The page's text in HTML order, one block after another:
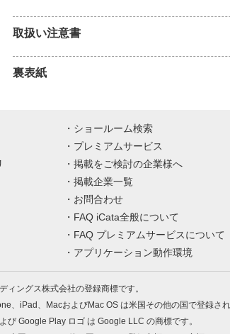
取扱い注意書
裏表紙
ショールーム検索
プレミアムサービス
掲載をご検討の企業様へ
掲載企業一覧
お問合わせ
FAQ iCata全般について
FAQ プレミアムサービスについて
アプリケーション動作環境
ィングス株式会社の登録商標です。
、iPad、MacおよびMac OS は米国その他の国で登録さ
び Google Play ロゴ は Google LLC の商標です。